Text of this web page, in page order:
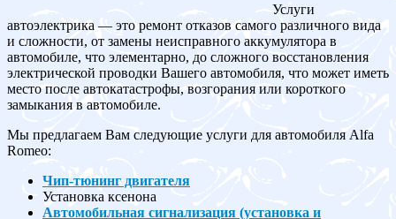
Услуги
автоэлектрика — это ремонт отказов самого различного вида
и сложности, от замены неисправного аккумулятора в
автомобиле, что элементарно, до сложного восстановления
электрической проводки Вашего автомобиля, что может иметь
место после автокатастрофы, возгорания или короткого
замыкания в автомобиле.
Мы предлагаем Вам следующие услуги для автомобиля Alfa
Romeo:
Чип-тюнинг двигателя
Установка ксенона
Автомобильная сигнализация (установка и